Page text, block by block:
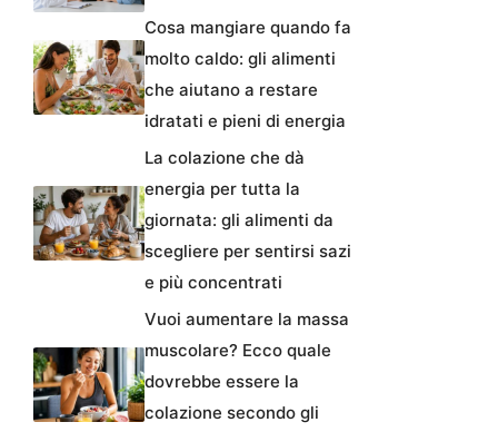
Cosa mangiare quando fa
molto caldo: gli alimenti
che aiutano a restare
idratati e pieni di energia
La colazione che dà
energia per tutta la
giornata: gli alimenti da
scegliere per sentirsi sazi
e più concentrati
Vuoi aumentare la massa
muscolare? Ecco quale
dovrebbe essere la
colazione secondo gli